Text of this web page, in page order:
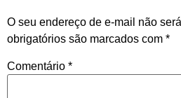
O seu endereço de e-mail não
obrigatórios são marcados com *
Comentário *